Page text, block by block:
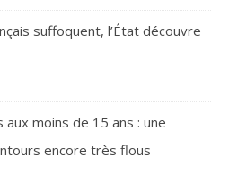
suffoquent, l’État découvre
moins de 15 ans : une
encore très flous